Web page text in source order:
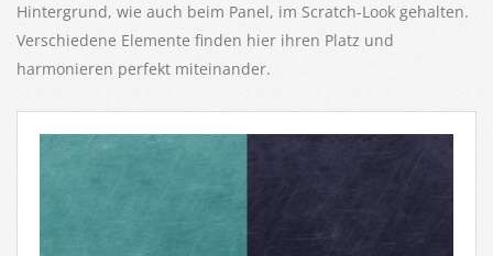
Hintergrund, wie auch beim Panel, im Scratch-Look gehalten.
Verschiedene Elemente finden hier ihren Platz und
harmonieren perfekt miteinander.